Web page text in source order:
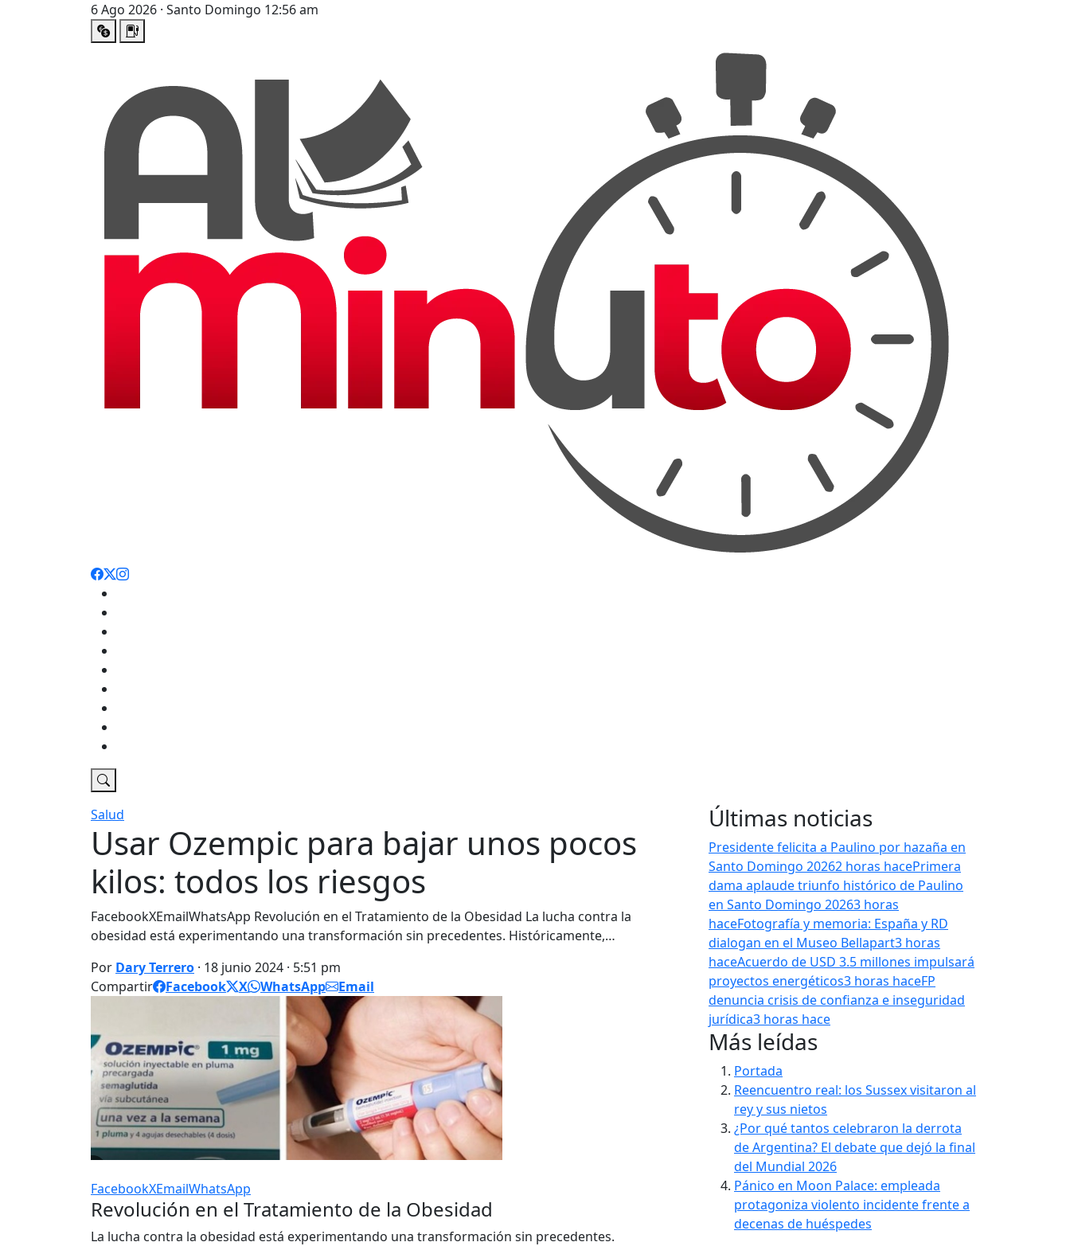
6 Ago 2026 · Santo Domingo 12:56 am
Salud
Usar Ozempic para bajar unos pocos
kilos: todos los riesgos
FacebookXEmailWhatsApp Revolución en el Tratamiento de la Obesidad La lucha contra la
obesidad está experimentando una transformación sin precedentes. Históricamente,…
Por Dary Terrero · 18 junio 2024 · 5:51 pm
Compartir
Facebook X WhatsApp Email
FacebookXEmailWhatsApp
Revolución en el Tratamiento de la Obesidad
La lucha contra la obesidad está experimentando una transformación sin precedentes.
Últimas noticias
Presidente felicita a Paulino por hazaña en
Santo Domingo 20262 horas hacePrimera
dama aplaude triunfo histórico de Paulino
en Santo Domingo 20263 horas
haceFotografía y memoria: España y RD
dialogan en el Museo Bellapart3 horas
haceAcuerdo de USD 3.5 millones impulsará
proyectos energéticos3 horas haceFP
denuncia crisis de confianza e inseguridad
jurídica3 horas hace
Más leídas
Portada
Reencuentro real: los Sussex visitaron al
rey y sus nietos
¿Por qué tantos celebraron la derrota
de Argentina? El debate que dejó la final
del Mundial 2026
Pánico en Moon Palace: empleada
protagoniza violento incidente frente a
decenas de huéspedes